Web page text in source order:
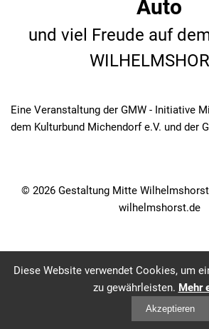
Diese Website verwendet Cookies, um
zu gewährleisten. Mehr
Akzeptieren
Auto
und viel Freude auf
Eine Veranstaltung der GMW - Initiative
dem Kulturbund Michendorf e.V. und der
© 2026 Gestaltung Mitte
wilhelmshorst.de